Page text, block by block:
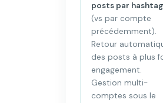
posts par hashtag
(vs par compte
précédemment).
Retour
des posts à plus
engagement.
Gestion multi-
comptes sous le